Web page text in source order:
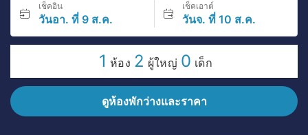
เช็คอิน
วันอา. ที่ 9 ส.ค.
เช็คเอาต์
วันจ. ที่ 10 ส.ค.
1 ห้อง 2 ผู้ใหญ่ 0 เด็ก
ดูห้องพักว่างและราคา